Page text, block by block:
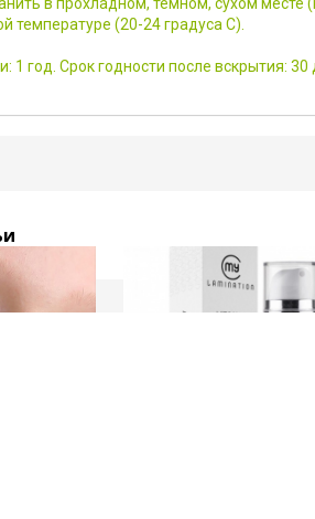
температуре (20-24 градуса С).
1 год. Срок годности после вскрытия: 30